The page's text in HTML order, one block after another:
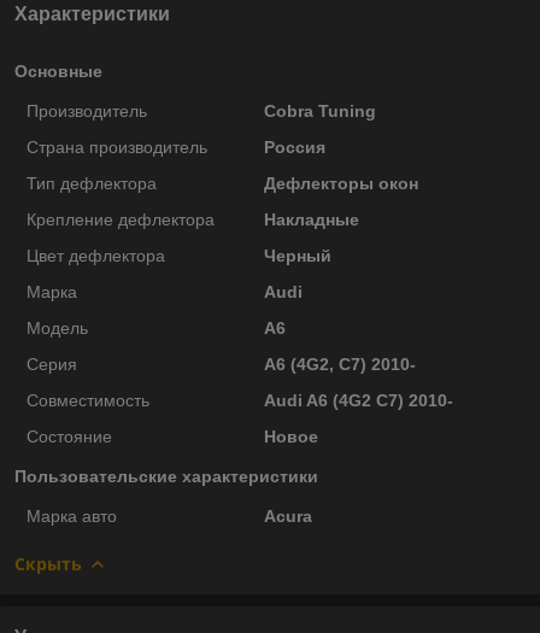
Характеристики
Основные
Производитель
Cobra Tuning
Страна производитель
Россия
Тип дефлектора
Дефлекторы окон
Крепление дефлектора
Накладные
Цвет дефлектора
Черный
Марка
Audi
Модель
A6
Серия
A6 (4G2, C7) 2010-
Совместимость
Audi A6 (4G2 C7) 2010-
Состояние
Новое
Пользовательские характеристики
Марка авто Acura
Скрыть